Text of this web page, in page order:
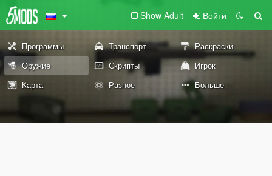
Show Adult Войти
Программы Транспорт
Раскраски
Оружие
Скрипты
Игрок
Карта
Разное Больше